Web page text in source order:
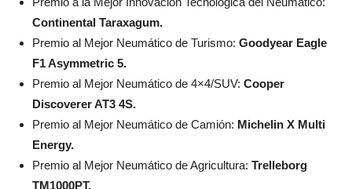
Continental Taraxagum.
Premio al Mejor Neumático de Turismo: Goodyear Eagle
F1 Asymmetric 5.
Premio al Mejor Neumático de 4×4/SUV: Cooper
Discoverer AT3 4S.
Premio al Mejor Neumático de Camión: Michelin X Multi
Energy.
Premio al Mejor Neumático de Agricultura: Trelleborg
TM1000PT.